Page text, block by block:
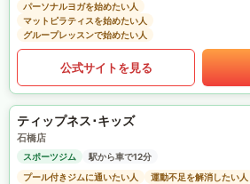
パーソナルヨガを始めたい人
マットピラティスを始めたい人
グループレッスンで始めたい人
公式サイトを見る
ティップネス･キッズ
石橋店
スポーツジム
駅から車で12分
プール付きジムに通いたい人
運動不足を解消したい人